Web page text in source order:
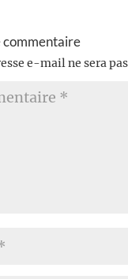
commentaire
e-mail ne sera